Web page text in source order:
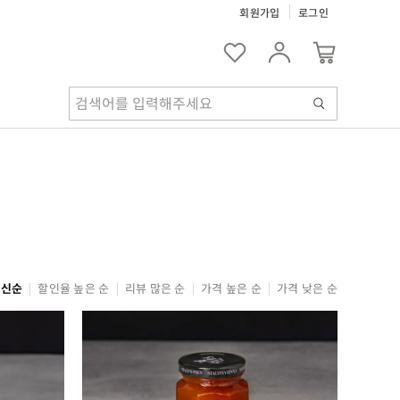
회원가입 로그인
순 할인율 높은 순 리뷰 많은 순 가격 높은 순 가격 낮은 순